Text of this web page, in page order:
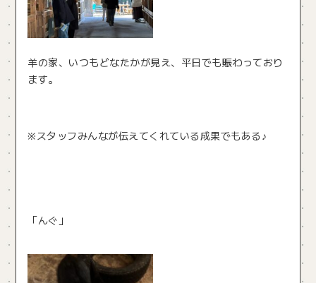
羊の家、いつもどなたかが見え、平日でも賑わっており
ます。
※スタッフみんなが伝えてくれている成果でもある♪
「んぐ」